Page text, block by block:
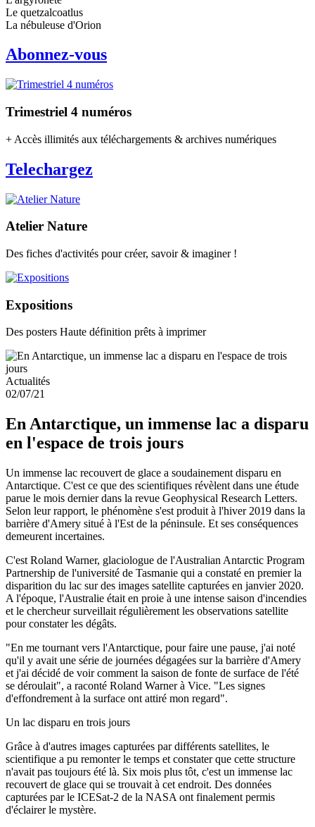
Le quetzalcoatlus
La nébuleuse d'Orion
Abonnez-vous
Trimestriel 4 numéros
+ Accès illimités aux téléchargements & archives numériques
Telechargez
Atelier Nature
Des fiches d'activités pour créer, savoir & imaginer !
Expositions
Des posters Haute définition prêts à imprimer
Actualités
02/07/21
En Antarctique, un immense lac a disparu
en l'espace de trois jours
Un immense lac recouvert de glace a soudainement disparu en
Antarctique. C'est ce que des scientifiques révèlent dans une étude
parue le mois dernier dans la revue Geophysical Research Letters.
Selon leur rapport, le phénomène s'est produit à l'hiver 2019 dans la
barrière d'Amery situé à l'Est de la péninsule. Et ses conséquences
demeurent incertaines.
C'est Roland Warner, glaciologue de l'Australian Antarctic Program
Partnership de l'université de Tasmanie qui a constaté en premier la
disparition du lac sur des images satellite capturées en janvier 2020.
A l'époque, l'Australie était en proie à une intense saison d'incendies
et le chercheur surveillait régulièrement les observations satellite
pour constater les dégâts.
"En me tournant vers l'Antarctique, pour faire une pause, j'ai noté
qu'il y avait une série de journées dégagées sur la barrière d'Amery
et j'ai décidé de voir comment la saison de fonte de surface de l'été
se déroulait", a raconté Roland Warner à Vice. "Les signes
d'effondrement à la surface ont attiré mon regard".
Un lac disparu en trois jours
Grâce à d'autres images capturées par différents satellites, le
scientifique a pu remonter le temps et constater que cette structure
n'avait pas toujours été là. Six mois plus tôt, c'est un immense lac
recouvert de glace qui se trouvait à cet endroit. Des données
capturées par le ICESat-2 de la NASA ont finalement permis
d'éclairer le mystère.